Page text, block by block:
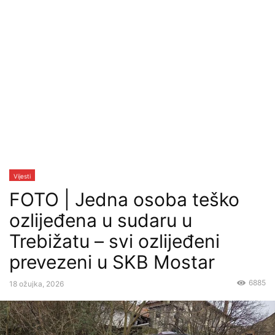
Vijesti
FOTO | Jedna osoba teško
ozlijeđena u sudaru u
Trebižatu – svi ozlijeđeni
prevezeni u SKB Mostar
18 ožujka, 2026 6885